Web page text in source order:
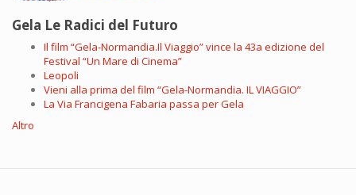
Gela Le Radici del Futuro
Il film “Gela-Normandia.Il Viaggio” vince la 43a edizione del
Festival “Un Mare di Cinema”
Leopoli
Vieni alla prima del film “Gela-Normandia. IL VIAGGIO”
La Via Francigena Fabaria passa per Gela
Altro